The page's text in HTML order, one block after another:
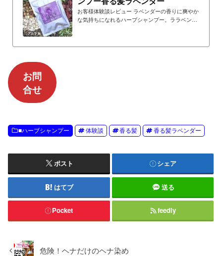
お客様体験談レビュー ラベンダーの香りに爽やか
な気持ちになれるハーブシャンプー。ララベンダ
ーをお楽しみいただけます。
お問
合せ
■ハーブシャンプー 体験談 香る髪 香る髪ラベンダー
ポスト シェア
はてブ 送る
Pocket feedly
危険！ヘナだけのヘナ染め